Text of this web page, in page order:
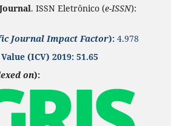
. ISSN Eletrônico (e-ISSN):
Journal Impact Factor):4.978
(ICV) 2019: 51.65
on):